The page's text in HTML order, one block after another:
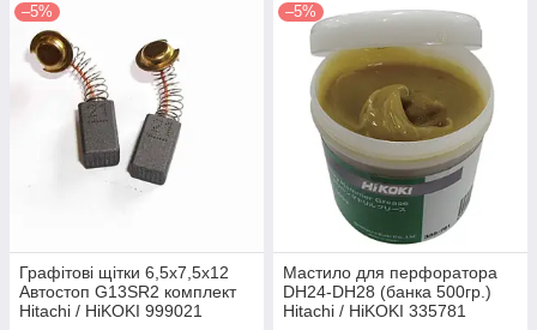
–5%
Графітові щітки 6,5х7,5х12
Автостоп G13SR2 комплект
Hitachi / HiKOKI 999021
–5%
Мастило для перфоратора
DH24-DH28 (банка 500гр.)
Hitachi / HiKOKI 335781